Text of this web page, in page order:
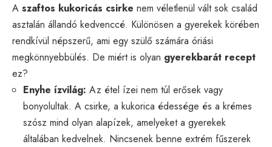
A szaftos kukoricás csirke nem véletlenül vált sok család
asztalán állandó kedvenccé. Különösen a gyerekek körében
rendkívül népszerű, ami egy szülő számára óriási
megkönnyebbülés. De miért is olyan gyerekbarát recept
ez?
Enyhe ízvilág: Az étel ízei nem túl erősek vagy
bonyolultak. A csirke, a kukorica édessége és a krémes
szósz mind olyan alapízek, amelyeket a gyerekek
általában kedvelnek. Nincsenek benne extrém fűszerek